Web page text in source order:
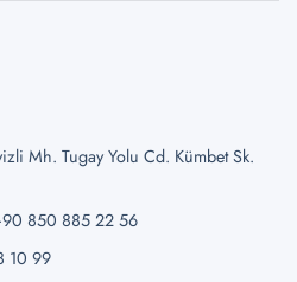
Mh. Tugay Yolu Cd. Kümbet Sk.
850 885 22 56
10 99